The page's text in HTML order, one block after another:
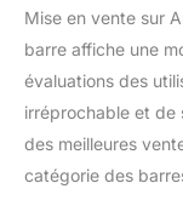
Mise en vente sur
barre affiche une
évaluations des
irréprochable et de
des meilleures
catégorie des